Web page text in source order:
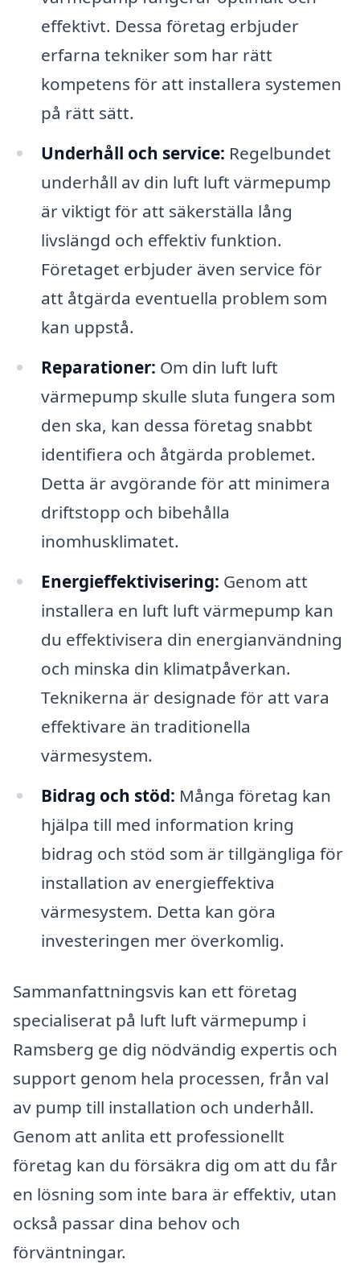
effektivt. Dessa företag erbjuder
erfarna tekniker som har rätt
kompetens för att installera systemen
på rätt sätt.
Underhåll och service: Regelbundet
underhåll av din luft luft värmepump
är viktigt för att säkerställa lång
livslängd och effektiv funktion.
Företaget erbjuder även service för
att åtgärda eventuella problem som
kan uppstå.
Reparationer: Om din luft luft
värmepump skulle sluta fungera som
den ska, kan dessa företag snabbt
identifiera och åtgärda problemet.
Detta är avgörande för att minimera
driftstopp och bibehålla
inomhusklimatet.
Energieffektivisering: Genom att
installera en luft luft värmepump kan
du effektivisera din energianvändning
och minska din klimatpåverkan.
Teknikerna är designade för att vara
effektivare än traditionella
värmesystem.
Bidrag och stöd: Många företag kan
hjälpa till med information kring
bidrag och stöd som är tillgängliga för
installation av energieffektiva
värmesystem. Detta kan göra
investeringen mer överkomlig.
Sammanfattningsvis kan ett företag
specialiserat på luft luft värmepump i
Ramsberg ge dig nödvändig expertis och
support genom hela processen, från val
av pump till installation och underhåll.
Genom att anlita ett professionellt
företag kan du försäkra dig om att du får
en lösning som inte bara är effektiv, utan
också passar dina behov och
förväntningar.